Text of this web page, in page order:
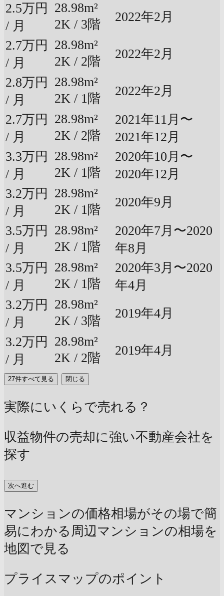
2.5万円
/ 月
28.98m²
2K / 3階
2022年2月
2.7万円
/ 月
28.98m²
2K / 2階
2022年2月
2.8万円
/ 月
28.98m²
2K / 1階
2022年2月
2.7万円
/ 月
28.98m²
2K / 2階
2021年11月〜
2021年12月
3.3万円
/ 月
28.98m²
2K / 1階
2020年10月〜
2020年12月
3.2万円
/ 月
28.98m²
2K / 1階
2020年9月
3.5万円
/ 月
28.98m²
2K / 1階
2020年7月〜2020
年8月
3.5万円
/ 月
28.98m²
2K / 1階
2020年3月〜2020
年4月
3.2万円
/ 月
28.98m²
2K / 3階
2019年4月
3.2万円
/ 月
28.98m²
2K / 2階
2019年4月
27件すべて見る 閉じる
実際にいくらで売れる？
収益物件の売却に強い不動産会社を
探す
次へ進む
マンションの価格相場がその場で簡
易にわかる 周辺マンションの相場を
地図で見る
プライスマップのポイント